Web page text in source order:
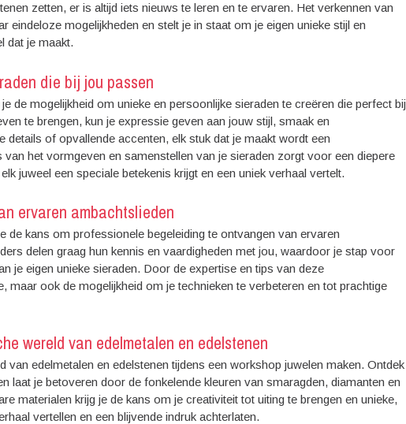
zetten, er is altijd iets nieuws te leren en te ervaren. Het verkennen van
eindeloze mogelijkheden en stelt je in staat om je eigen unieke stijl en
dat je maakt.
die bij jou passen
de mogelijkheid om unieke en persoonlijke sieraden te creëren die perfect bij
te brengen, kun je expressie geven aan jouw stijl, smaak en
of opvallende accenten, elk stuk dat je maakt wordt een
het vormgeven en samenstellen van je sieraden zorgt voor een diepere
juweel een speciale betekenis krijgt en een uniek verhaal vertelt.
ervaren ambachtslieden
de kans om professionele begeleiding te ontvangen van ervaren
delen graag hun kennis en vaardigheden met jou, waardoor je stap voor
je eigen unieke sieraden. Door de expertise en tips van deze
maar ook de mogelijkheid om je technieken te verbeteren en tot prachtige
wereld van edelmetalen en edelstenen
van edelmetalen en edelstenen tijdens een workshop juwelen maken. Ontdek
laat je betoveren door de fonkelende kleuren van smaragden, diamanten en
materialen krijg je de kans om je creativiteit tot uiting te brengen en unieke,
vertellen en een blijvende indruk achterlaten.